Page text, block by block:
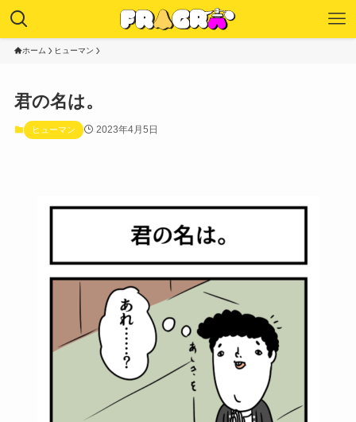
ホーム ヒューマン
君の名は。
ヒューマン 2023年4月5日